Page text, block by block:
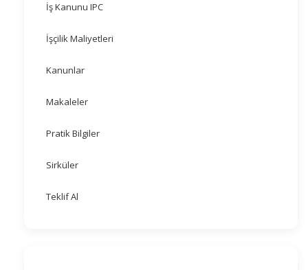
İş Kanunu IPC
İşçilik Maliyetleri
Kanunlar
Makaleler
Pratik Bilgiler
Sirküler
Teklif Al